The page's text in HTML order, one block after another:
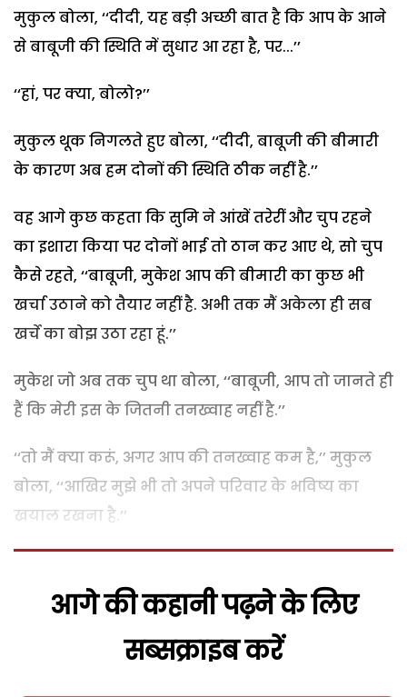
मुकुल बोला, ‘‘दीदी, यह बड़ी अच्छी बात है कि आप के आने
से बाबूजी की स्थिति में सुधार आ रहा है, पर...’’
‘‘हां, पर क्या, बोलो?’’
मुकुल थूक निगलते हुए बोला, ‘‘दीदी, बाबूजी की बीमारी
के कारण अब हम दोनों की स्थिति ठीक नहीं है.’’
वह आगे कुछ कहता कि सुमि ने आंखें तरेरीं और चुप रहने
का इशारा किया पर दोनों भाई तो ठान कर आए थे, सो चुप
कैसे रहते, ‘‘बाबूजी, मुकेश आप की बीमारी का कुछ भी
खर्चा उठाने को तैयार नहीं है. अभी तक मैं अकेला ही सब
खर्चे का बोझ उठा रहा हूं.’’
मुकेश जो अब तक चुप था बोला, ‘‘बाबूजी, आप तो जानते ही
हैं कि मेरी इस के जितनी तनख्वाह नहीं है.’’
‘‘तो मैं क्या करूं, अगर आप की तनख्वाह कम है,’’ मुकुल
बोला, ‘‘आखिर मुझे भी तो अपने परिवार के भविष्य का
खयाल रखना है.’’
आगे की कहानी पढ़ने के लिए
सब्सक्राइब करें